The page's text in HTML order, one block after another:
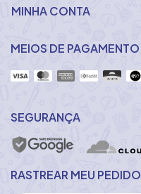
MINHA CONTA
MEIOS DE PAGAMENTO
SEGURANÇA
RASTREAR MEU PEDIDO